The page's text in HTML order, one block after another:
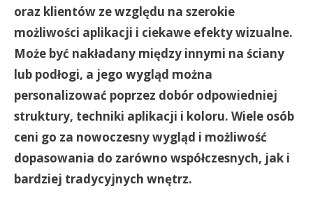
oraz klientów ze względu na szerokie
możliwości aplikacji i ciekawe efekty wizualne.
Może być nakładany między innymi na ściany
lub podłogi, a jego wygląd można
personalizować poprzez dobór odpowiedniej
struktury, techniki aplikacji i koloru. Wiele osób
ceni go za nowoczesny wygląd i możliwość
dopasowania do zarówno współczesnych, jak i
bardziej tradycyjnych wnętrz.